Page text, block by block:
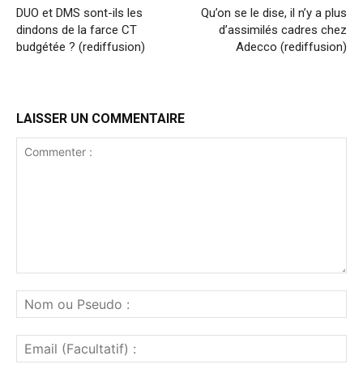
DUO et DMS sont-ils les
dindons de la farce CT
budgétée ? (rediffusion)
Qu’on se le dise, il n’y a plus
d’assimilés cadres chez
Adecco (rediffusion)
LAISSER UN COMMENTAIRE